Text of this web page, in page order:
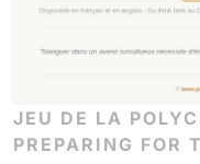
JEU DE LA
PREPARING FOR